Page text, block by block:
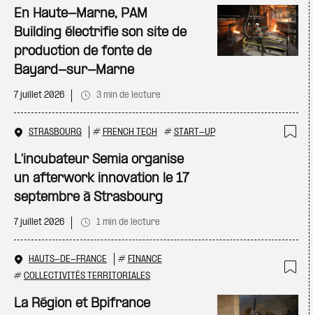
En Haute-Marne, PAM
Building électrifie son site de
production de fonte de
Bayard-sur-Marne
7 juillet 2026 3 min de lecture
STRASBOURG # FRENCH TECH # START-UP
L'incubateur Semia organise
un afterwork innovation le 17
septembre à Strasbourg
7 juillet 2026 1 min de lecture
HAUTS-DE-FRANCE # FINANCE
# COLLECTIVITÉS TERRITORIALES
La Région et Bpifrance